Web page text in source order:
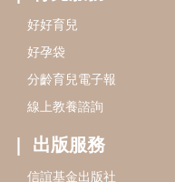
Bookstart閱讀起步走
信誼幼兒文學獎
信誼兒童動畫獎
小袋鼠說故事劇團
service@hsin-yi.org.tw
信誼好好育兒